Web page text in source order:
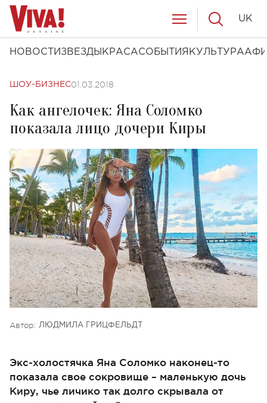
НОВОСТИ ЗВЕЗДЫ КРАСАСОБЫТИЯ КУЛЬТУРА
UK
ШОУ-БИЗНЕС01.03.2018
Как ангелочек: Яна Соломко
показала лицо дочери Киры
Автор: ЛЮДМИЛА ГРИЦФЕЛЬДТ
Экс-холостячка Яна Соломко наконец-то
показала свое сокровище – маленькую дочь
Киру, чье личико так долго скрывала от